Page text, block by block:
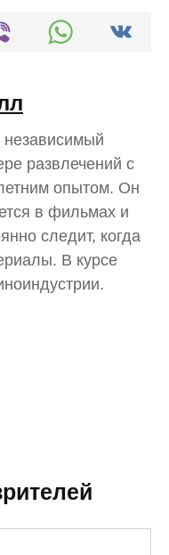
развлечений с
опытом. Он
в фильмах и
следит, когда
В курсе